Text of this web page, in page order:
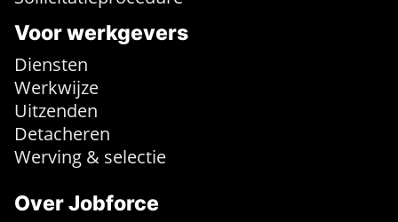
Voor werkgevers
Diensten
Werkwijze
Uitzenden
Detacheren
Werving & selectie
Over Jobforce